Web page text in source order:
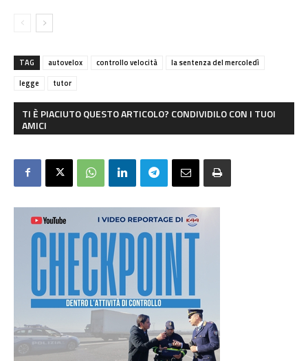
TAG autovelox controllo velocità
la sentenza del mercoledì
legge
tutor
TI È PIACIUTO QUESTO ARTICOLO? CONDIVIDILO CON I TUOI
AMICI